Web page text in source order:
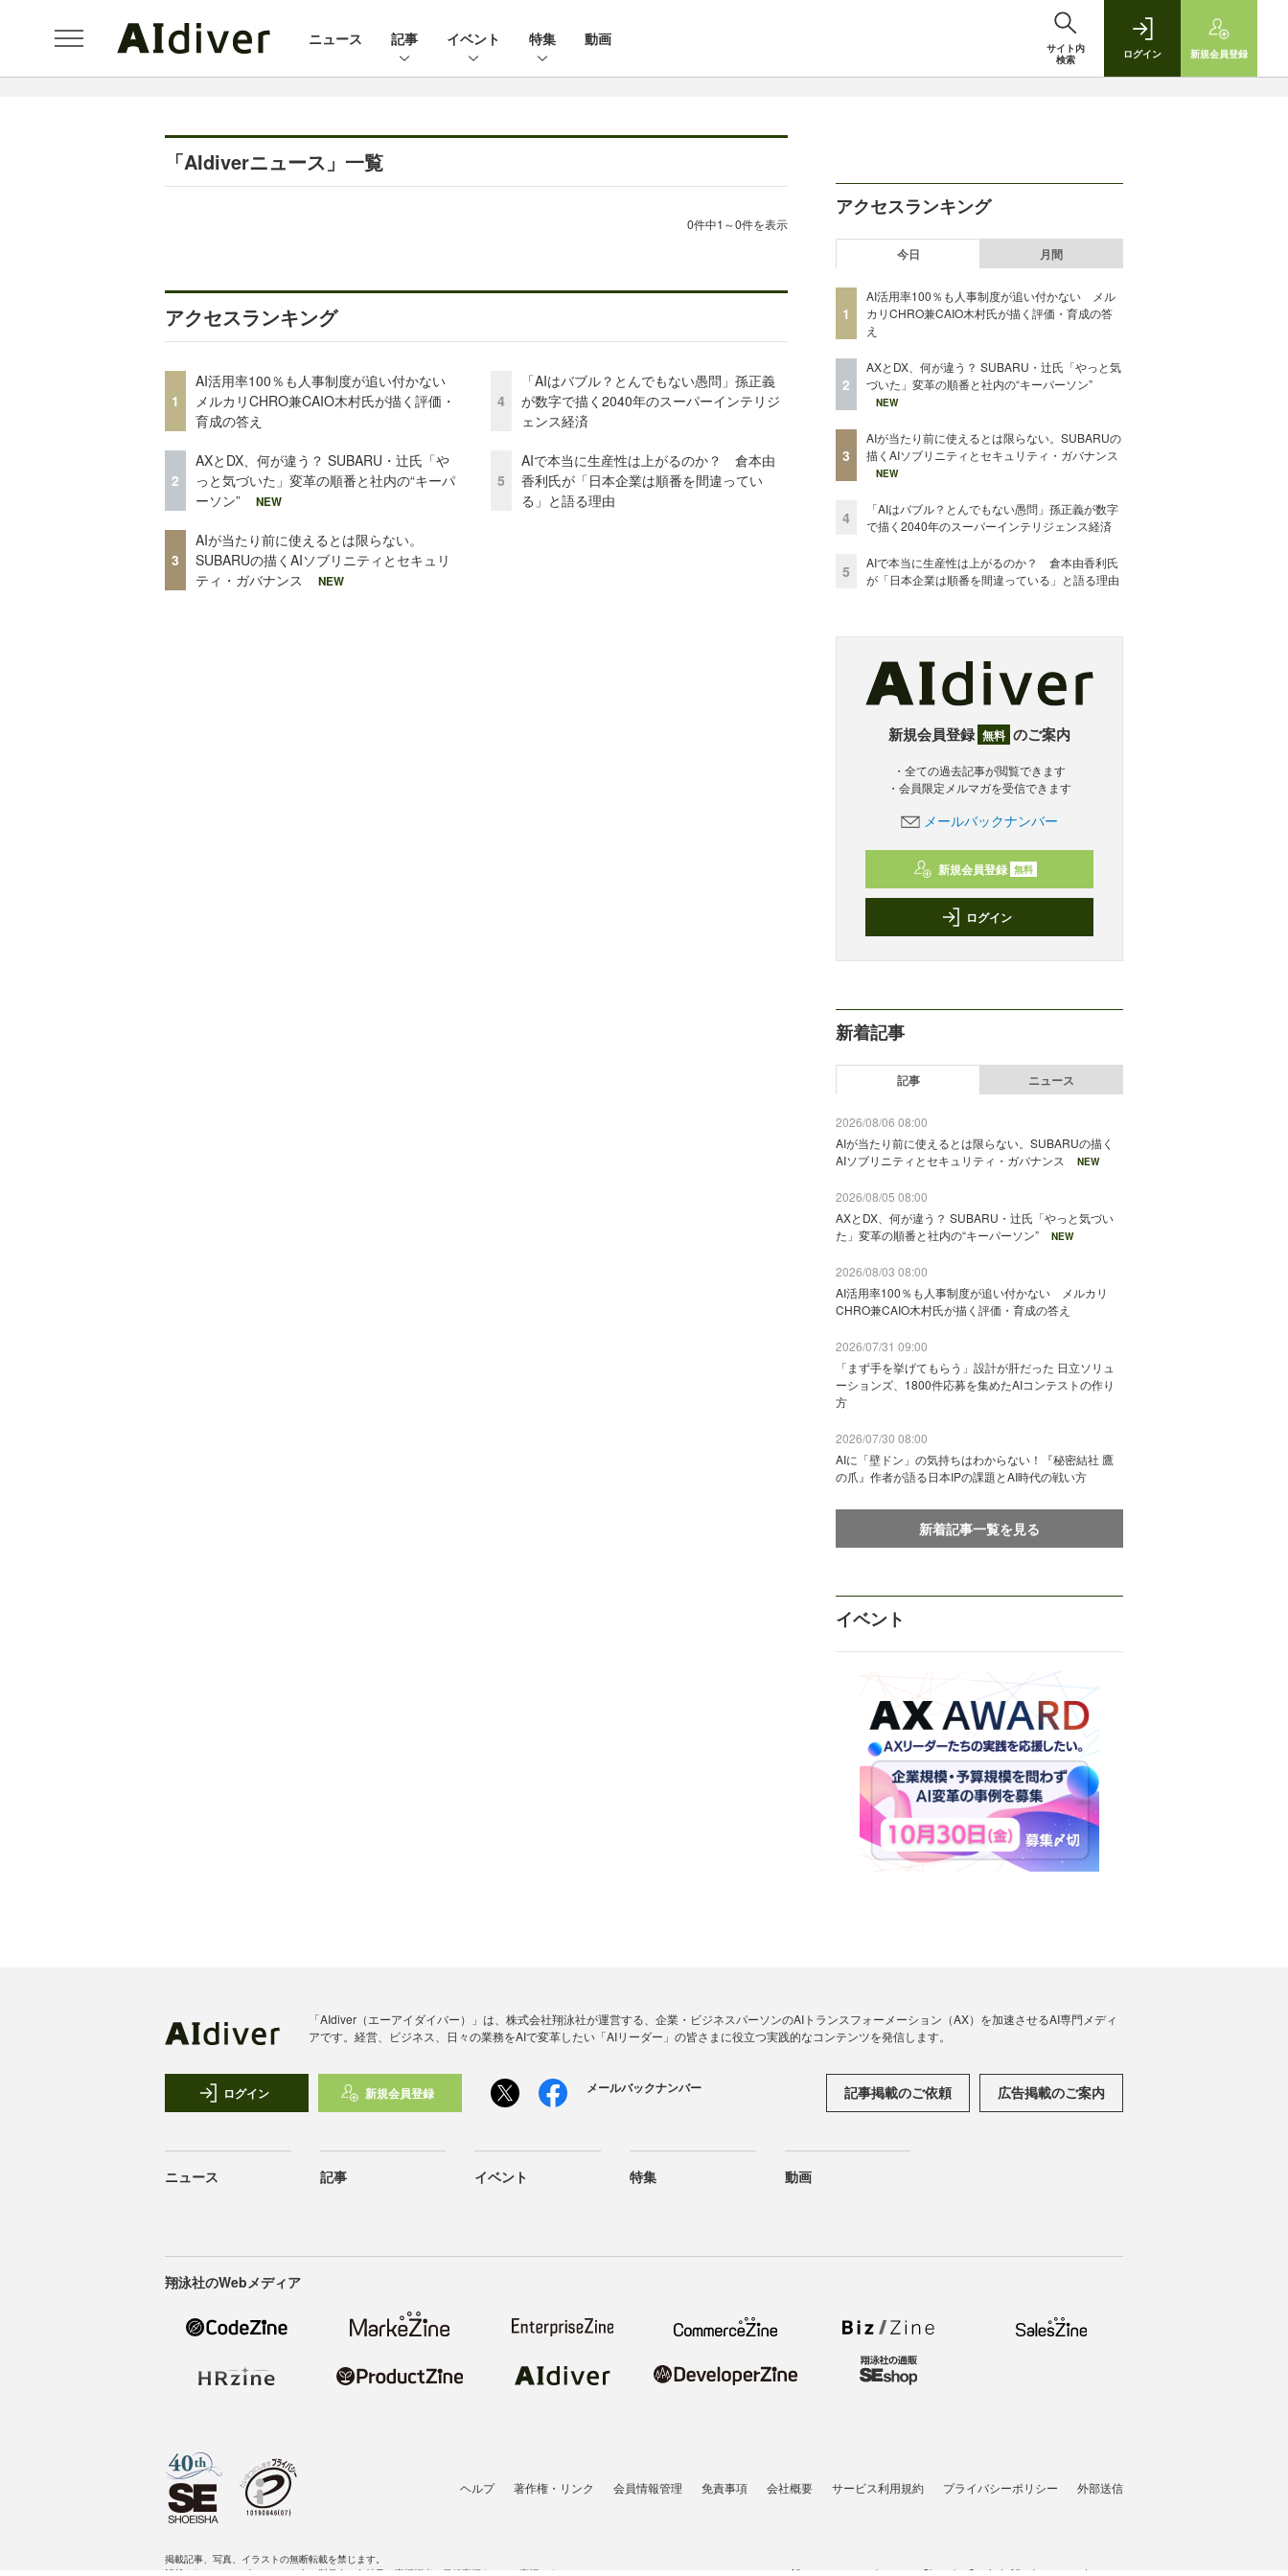
ニュース 記事 イベント 特集 動画
サイト内
検索
ログイン 新規会員登録
「AIdiverニュース」一覧
0件中1～0件を表示
アクセスランキング
1
AI活用率100％も人事制度が追い付かない
メルカリCHRO兼CAIO木村氏が描く評価・
育成の答え
2
AXとDX、何が違う？ SUBARU・辻氏「や
っと気づいた」変革の順番と社内の“キーパ
ーソン”
NEW
3
AIが当たり前に使えるとは限らない。
SUBARUの描くAIソブリニティとセキュリ
ティ・ガバナンス
NEW
4
「AIはバブル？とんでもない愚問」孫正義
が数字で描く2040年のスーパーインテリジ
ェンス経済
5
AIで本当に生産性は上がるのか？ 倉本由
香利氏が「日本企業は順番を間違ってい
る」と語る理由
アクセスランキング
今日 月間
1
AI活用率100％も人事制度が追い付かない メル
カリCHRO兼CAIO木村氏が描く評価・育成の答
え
2
AXとDX、何が違う？ SUBARU・辻氏「やっと気
づいた」変革の順番と社内の“キーパーソン”
NEW
3
AIが当たり前に使えるとは限らない。SUBARUの
描くAIソブリニティとセキュリティ・ガバナンス
NEW
4
「AIはバブル？とんでもない愚問」孫正義が数字
で描く2040年のスーパーインテリジェンス経済
5
AIで本当に生産性は上がるのか？ 倉本由香利氏
が「日本企業は順番を間違っている」と語る理由
新規会員登録 無料 のご案内
・全ての過去記事が閲覧できます
・会員限定メルマガを受信できます
メールバックナンバー
新規会員登録 無料
ログイン
新着記事
記事 ニュース
2026/08/06 08:00
AIが当たり前に使えるとは限らない。SUBARUの描く
AIソブリニティとセキュリティ・ガバナンス
NEW
2026/08/05 08:00
AXとDX、何が違う？ SUBARU・辻氏「やっと気づい
た」変革の順番と社内の“キーパーソン”
NEW
2026/08/03 08:00
AI活用率100％も人事制度が追い付かない メルカリ
CHRO兼CAIO木村氏が描く評価・育成の答え
2026/07/31 09:00
「まず手を挙げてもらう」設計が肝だった 日立ソリュ
ーションズ、1800件応募を集めたAIコンテストの作り
方
2026/07/30 08:00
AIに「壁ドン」の気持ちはわからない！『秘密結社 鷹
の爪』作者が語る日本IPの課題とAI時代の戦い方
新着記事一覧を見る
イベント
「AIdiver（エーアイダイバー）」は、株式会社翔泳社が運営する、企業・ビジネスパーソンのAIトランスフォーメーション（AX）を加速させるAI専門メディ
アです。経営、ビジネス、日々の業務をAIで変革したい「AIリーダー」の皆さまに役立つ実践的なコンテンツを発信します。
ログイン 新規会員登録 メールバックナンバー 記事掲載のご依頼 広告掲載のご案内
ニュース 記事 イベント 特集 動画
翔泳社のWebメディア
ヘルプ 著作権・リンク 会員情報管理 免責事項 会社概要 サービス利用規約 プライバシーポリシー 外部送信
掲載記事、写真、イラストの無断転載を禁じます。
記載されているロゴ、システム名、製品名は各社及び商標権者の登録商標あるいは商標です。
All contents copyright © 2026 Shoeisha Co., Ltd. All rights reserved. ver.1.5